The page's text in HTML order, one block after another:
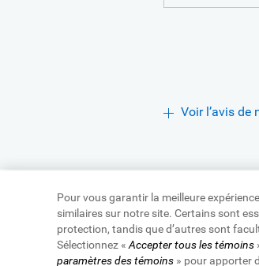
Voir l’avis de
Site Web de la
Conditions
Pour vous garantir la meilleure
similaires sur notre site. Certains sont
protection, tandis que d’autres sont
Sélectionnez « Accepter tous les témoins
paramètres des témoins » pour apporter